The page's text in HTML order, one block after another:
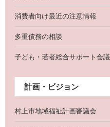
消費者向け最近の注意情報
多重債務の相談
子ども・若者総合サポート会議
計画・ビジョン
村上市地域福祉計画審議会